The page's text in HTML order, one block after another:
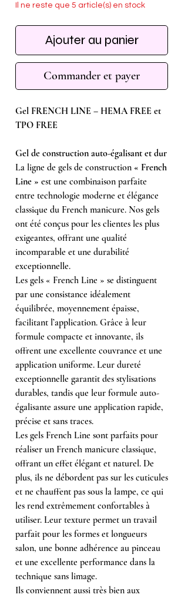
Il ne reste que 5 article(s) en stock
Ajouter au panier
Commander et payer
Gel FRENCH LINE – HEMA FREE et
TPO FREE
Gel de construction auto-égalisant et dur
La ligne de gels de construction « French
Line » est une combinaison parfaite
entre technologie moderne et élégance
classique du French manicure. Nos gels
ont été conçus pour les clientes les plus
exigeantes, offrant une qualité
incomparable et une durabilité
exceptionnelle.
Les gels « French Line » se distinguent
par une consistance idéalement
équilibrée, moyennement épaisse,
facilitant l’application. Grâce à leur
formule compacte et innovante, ils
offrent une excellente couvrance et une
application uniforme. Leur dureté
exceptionnelle garantit des stylisations
durables, tandis que leur formule auto-
égalisante assure une application rapide,
précise et sans traces.
Les gels French Line sont parfaits pour
réaliser un French manicure classique,
offrant un effet élégant et naturel. De
plus, ils ne débordent pas sur les cuticules
et ne chauffent pas sous la lampe, ce qui
les rend extrêmement confortables à
utiliser. Leur texture permet un travail
parfait pour les formes et longueurs
salon, une bonne adhérence au pinceau
et une excellente performance dans la
technique sans limage.
Ils conviennent aussi très bien aux